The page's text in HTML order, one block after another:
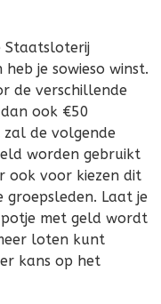
Staatsloterij
je sowieso winst.
de verschillende
ook €50
zal de volgende
worden gebruikt
ook voor kiezen dit
Laat je
met geld wordt
loten kunt
kans op het